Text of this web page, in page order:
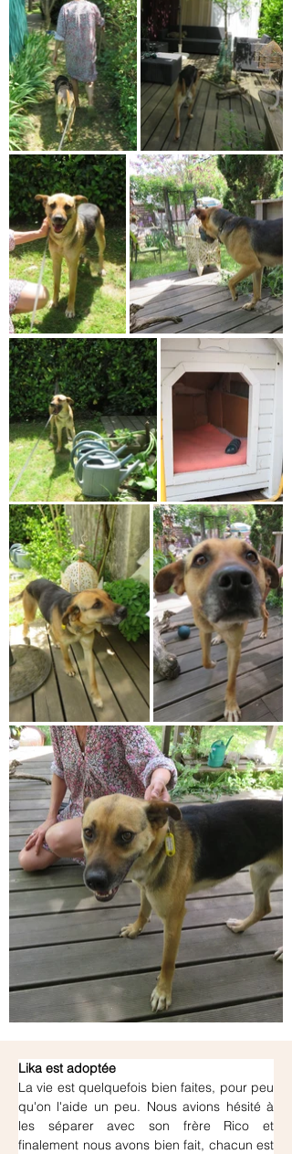
Lika est adoptée
La vie est quelquefois bien faites, pour peu
qu'on l'aide un peu. Nous avions hésité à
les séparer avec son frère Rico et
finalement nous avons bien fait, chacun est